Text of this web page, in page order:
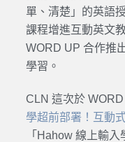
單、清楚」的英語
課程增進互動英文
WORD UP 合作推
學習。
CLN 這次於
學超前部署！互動
「Hahow 線上輸